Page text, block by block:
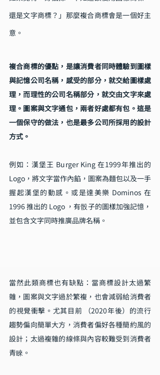
還是文字商標？」那麼複合商標會是一個好主
意。
複合商標的優點，是讓消費者同時體驗到圖樣
與記憶公司名稱，感受的部分，就交給圖樣處
理，而理性的公司名稱部分，就交由文字來處
理。圖案與文字通包，兩者好處都有包。這是
一個保守的做法，也是最多公司所採用的設計
方式。
例如：漢堡王 Burger King 在1999年推出的
Logo，將文字當作內餡，圖案為麵包以及一手
握起漢堡的動感。或是達美樂 Dominos 在
1996 推出的 Logo ，有骰子的圖樣加強記憶，
並包含文字同時推廣品牌名稱。
當然此類商標也有缺點：當商標設計太過繁
雜，圖案與文字過於繁複，也會減弱給消費者
的視覺衝擊。尤其目前 （2020年後）的流行
趨勢偏向簡單大方，消費者偏好各種簡約風的
設計；太過複雜的線條與內容較難受到消費者
青睞。